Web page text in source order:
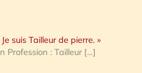
suis Tailleur de pierre. »
Profession : Tailleur […]